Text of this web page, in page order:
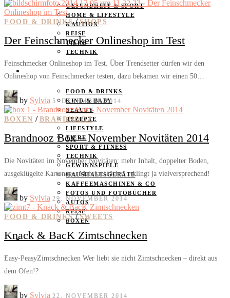
GESUNDHEIT & SPORT
HOME & LIFESTYLE
KAUTION
REISE
TIERE
TECHNIK
FOOD & DRINKS
KIND & BABY
BEAUTY
REZEPTE
LIFESTYLE
TIERE
SPORT & FITNESS
TECHNIK
GEWINNSPIELE
HAUSHALTSGERÄTE
KAFFEEMASCHINEN & CO
FOTOS UND FOTOBÜCHER
AUTOS
REISE
BOXEN
KIND & KEGEL
FOOD & DRINKS / SHOPS
Der Feinschmecker Onlineshop im Test
Feinschmecker Onlineshop im Test. Über Trendsetter dürfen wir den
Onlineshop von Feinschmecker testen, dazu bekamen wir einen 50…
by Sylvia 5. DEZEMBER 2014
BOXEN / BRANDNOOZ
Brandnooz Box – November Novitäten 2014
Die Novitäten im November Novitäten: mehr Inhalt, doppelter Boden,
ausgeklügelte Kartonage, Mehrfachfächer... klingt ja vielversprechend!
by Sylvia 29. NOVEMBER 2014
FOOD & DRINKS / SWEETS
Knack & BacK Zimtschnecken
Easy-PeasyZimtschnecken Wer liebt sie nicht Zimtschnecken – direkt aus
dem Ofen!?
by Sylvia 22. NOVEMBER 2014